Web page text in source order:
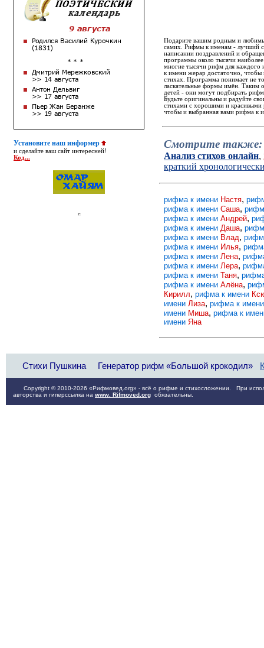
Установите наш информер
и сделайте ваш сайт интересней!
Код...
Подарите вашим родным и
самих. Рифмы к именам - лучший
написании поздравлений и
программы около тысячи
многие тысячи рифм для каждого
к имени жерар достаточно, чтобы
стихах. Программа понимает не
ласкательные формы имён. Таким
детей - они могут подбирать
Будьте оригинальны и радуйте
стихами с хорошими и красивыми
чтобы и выбранная вами рифма к
Смотрите также:
Анализ стихов онлайн,
краткий
рифма к имени Настя,
рифма к имени Саша,
рифма к имени Андрей,
рифма к имени Даша,
рифма к имени Влад,
рифма к имени Илья,
рифма к имени Лена,
рифма к имени Лера,
рифма к имени Таня,
рифма к имени Алёна,
Кирилл, рифма к имени
имени Лиза, рифма к
имени Миша, рифма к
имени Яна
Стихи Пушкина Генератор рифм «Большой крокодил»
Copyright © 2010-2026 «Рифмовед.org» - всё о рифме и стихосложении. При
авторства и гиперссылка на www. Rifmoved.org обязательны.